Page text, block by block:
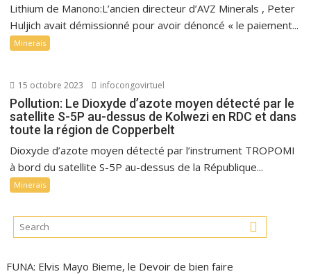
Lithium de Manono:L’ancien directeur d’AVZ Minerals , Peter
Huljich avait démissionné pour avoir dénoncé « le paiement...
Minerais
15 octobre 2023 infocongovirtuel
Pollution: Le Dioxyde d’azote moyen détecté par le
satellite S-5P au-dessus de Kolwezi en RDC et dans
toute la région de Copperbelt
Dioxyde d’azote moyen détecté par l’instrument TROPOMI
à bord du satellite S-5P au-dessus de la République...
Minerais
FUNA: Elvis Mayo Bieme, le Devoir de bien faire